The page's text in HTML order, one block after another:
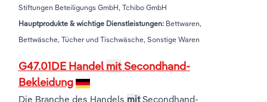
Stiftungen Beteiligungs GmbH, Tchibo GmbH
Hauptprodukte & wichtige Dienstleistungen:Bettwaren,
Bettwäsche, Tücher und Tischwäsche, Sonstige Waren
G47.01DE HandelmitSecondhand-
Bekleidung
Die Branche des Handels mitSecondhand-